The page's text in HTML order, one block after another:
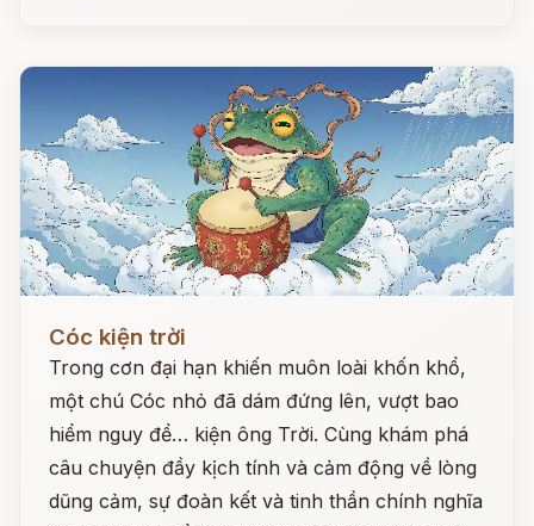
Cóc kiện trời
Trong cơn đại hạn khiến muôn loài khốn khổ,
một chú Cóc nhỏ đã dám đứng lên, vượt bao
hiểm nguy để… kiện ông Trời. Cùng khám phá
câu chuyện đầy kịch tính và cảm động về lòng
dũng cảm, sự đoàn kết và tinh thần chính nghĩa